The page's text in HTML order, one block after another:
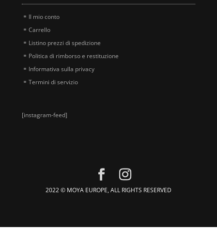
Il mio conto
Carrello
Listino prezzi di spedizione
Politica di rimborso e restituzione
Informativa sulla privacy
Termini di servizio
[instagram-feed]
2022 © MOYA EUROPE, ALL RIGHTS RESERVED